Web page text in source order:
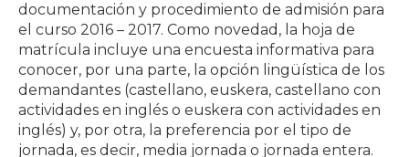
documentación y procedimiento de admisión para
el curso 2016 – 2017. Como novedad, la hoja de
matrícula incluye una encuesta informativa para
conocer, por una parte, la opción lingüística de los
demandantes (castellano, euskera, castellano con
actividades en inglés o euskera con actividades en
inglés) y, por otra, la preferencia por el tipo de
jornada, es decir, media jornada o jornada entera.